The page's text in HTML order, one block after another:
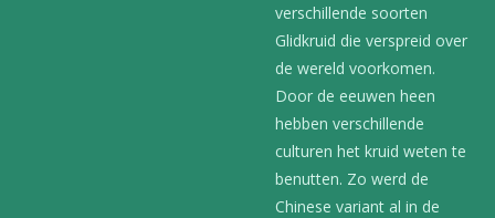
verschillende soorten
Glidkruid die verspreid over
de wereld voorkomen.
Door de eeuwen heen
hebben verschillende
culturen het kruid weten te
benutten. Zo werd de
Chinese variant al in de